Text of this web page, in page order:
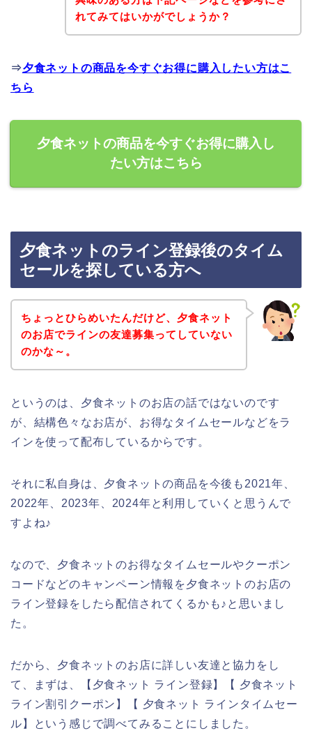
れてみてはいかがでしょうか？
⇒夕食ネットの商品を今すぐお得に購入したい方はこ
ちら
夕食ネットの商品を今すぐお得に購入し
たい方はこちら
夕食ネットのライン登録後のタイム
セールを探している方へ
ちょっとひらめいたんだけど、夕食ネット
のお店でラインの友達募集ってしていない
のかな～。
というのは、夕食ネットのお店の話ではないのです
が、結構色々なお店が、お得なタイムセールなどをラ
インを使って配布しているからです。
それに私自身は、夕食ネットの商品を今後も2021年、
2022年、2023年、2024年と利用していくと思うんで
すよね♪
なので、夕食ネットのお得なタイムセールやクーポン
コードなどのキャンペーン情報を夕食ネットのお店の
ライン登録をしたら配信されてくるかも♪と思いまし
た。
だから、夕食ネットのお店に詳しい友達と協力をし
て、まずは、【夕食ネット ライン登録】【 夕食ネット
ライン割引クーポン】【 夕食ネット ラインタイムセー
ル】という感じで調べてみることにしました。